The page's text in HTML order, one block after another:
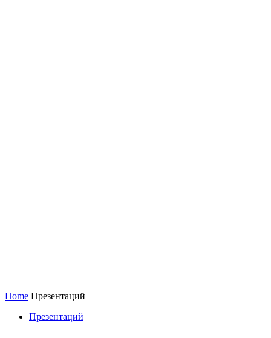
Home Презентаций
Презентаций